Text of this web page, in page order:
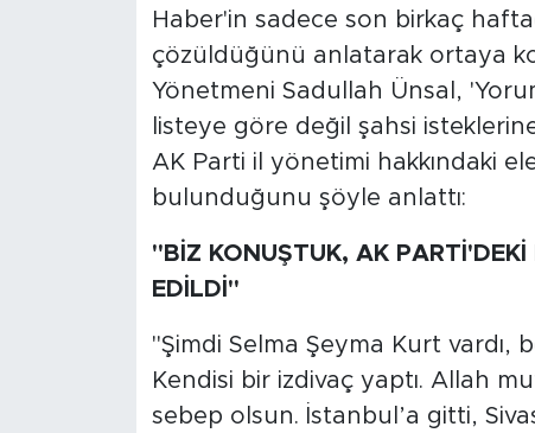
Haber'in sadece son birkaç
çözüldüğünü anlatarak ortaya
Yönetmeni Sadullah Ünsal,
listeye göre değil şahsi
AK Parti il yönetimi hakkındaki
bulunduğunu şöyle anlattı:
"BİZ KONUŞTUK, AK
EDİLDİ"
"Şimdi Selma Şeyma Kurt vardı,
Kendisi bir izdivaç yaptı. Allah
sebep olsun. İstanbul’a gitti,